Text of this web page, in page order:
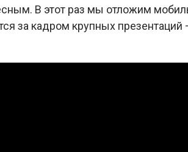
В этот раз мы отложим
за кадром крупных